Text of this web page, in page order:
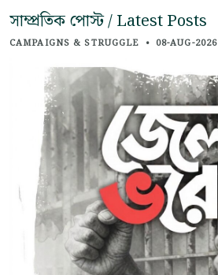
সাম্প্রতিক পোস্ট / Latest Posts
CAMPAIGNS & STRUGGLE • 08-AUG-2026